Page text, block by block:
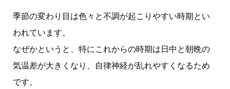
季節の変わり目は色々と不調が起こりやすい時期とい
われています。
なぜかというと、特にこれからの時期は日中と朝晩の
気温差が大きくなり、自律神経が乱れやすくなるため
です。